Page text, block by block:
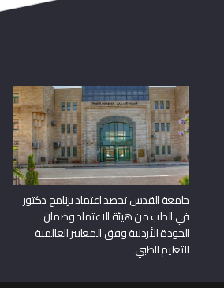
جامعة القدس تحصد اعتماد برنامج دكتور
في الطب من هيئة الاعتماد وضمان
الجودة الأردنية وفق المعايير العالمية
للتعليم الطبي